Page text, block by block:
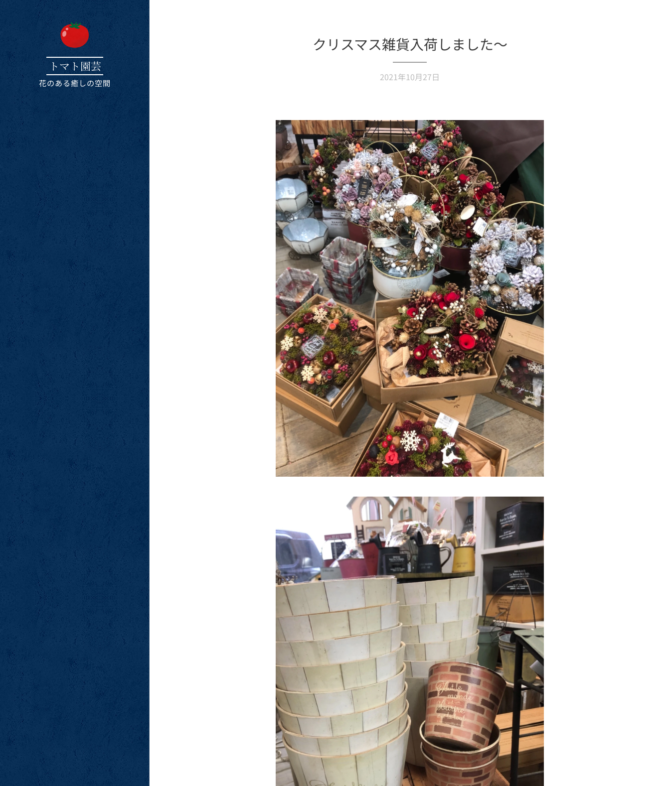
トマト園芸
花のある癒しの空間
クリスマス雑貨入荷しました〜
2021年10月27日